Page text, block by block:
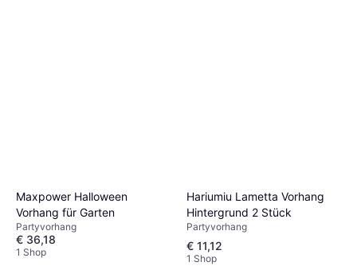
Maxpower Halloween
Vorhang für Garten
Partyvorhang
€ 36,18
1 Shop
Hariumiu Lametta Vorhang
Hintergrund 2 Stück
Partyvorhang
€ 11,12
1 Shop